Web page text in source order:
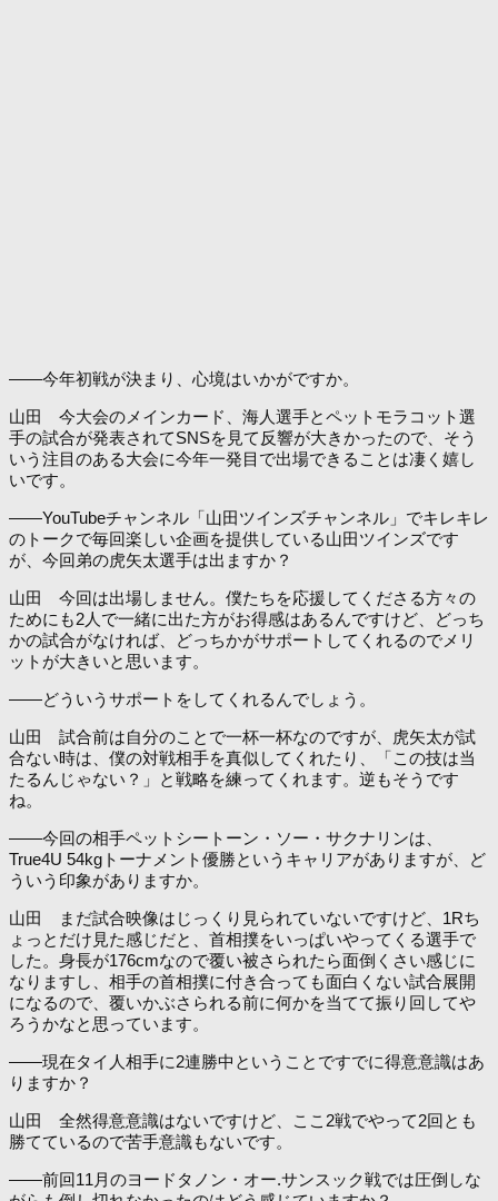
――今年初戦が決まり、心境はいかがですか。
山田 今大会のメインカード、海人選手とペットモラコット選
手の試合が発表されてSNSを見て反響が大きかったので、そう
いう注目のある大会に今年一発目で出場できることは凄く嬉し
いです。
――YouTubeチャンネル「山田ツインズチャンネル」でキレキレ
のトークで毎回楽しい企画を提供している山田ツインズです
が、今回弟の虎矢太選手は出ますか？
山田 今回は出場しません。僕たちを応援してくださる方々の
ためにも2人で一緒に出た方がお得感はあるんですけど、どっち
かの試合がなければ、どっちかがサポートしてくれるのでメリ
ットが大きいと思います。
――どういうサポートをしてくれるんでしょう。
山田 試合前は自分のことで一杯一杯なのですが、虎矢太が試
合ない時は、僕の対戦相手を真似してくれたり、「この技は当
たるんじゃない？」と戦略を練ってくれます。逆もそうです
ね。
――今回の相手ペットシートーン・ソー・サクナリンは、
True4U 54kgトーナメント優勝というキャリアがありますが、ど
ういう印象がありますか。
山田 まだ試合映像はじっくり見られていないですけど、1Rち
ょっとだけ見た感じだと、首相撲をいっぱいやってくる選手で
した。身長が176cmなので覆い被さられたら面倒くさい感じに
なりますし、相手の首相撲に付き合っても面白くない試合展開
になるので、覆いかぶさられる前に何かを当てて振り回してや
ろうかなと思っています。
――現在タイ人相手に2連勝中ということですでに得意意識はあ
りますか？
山田 全然得意意識はないですけど、ここ2戦でやって2回とも
勝てているので苦手意識もないです。
――前回11月のヨードタノン・オー.サンスック戦では圧倒しな